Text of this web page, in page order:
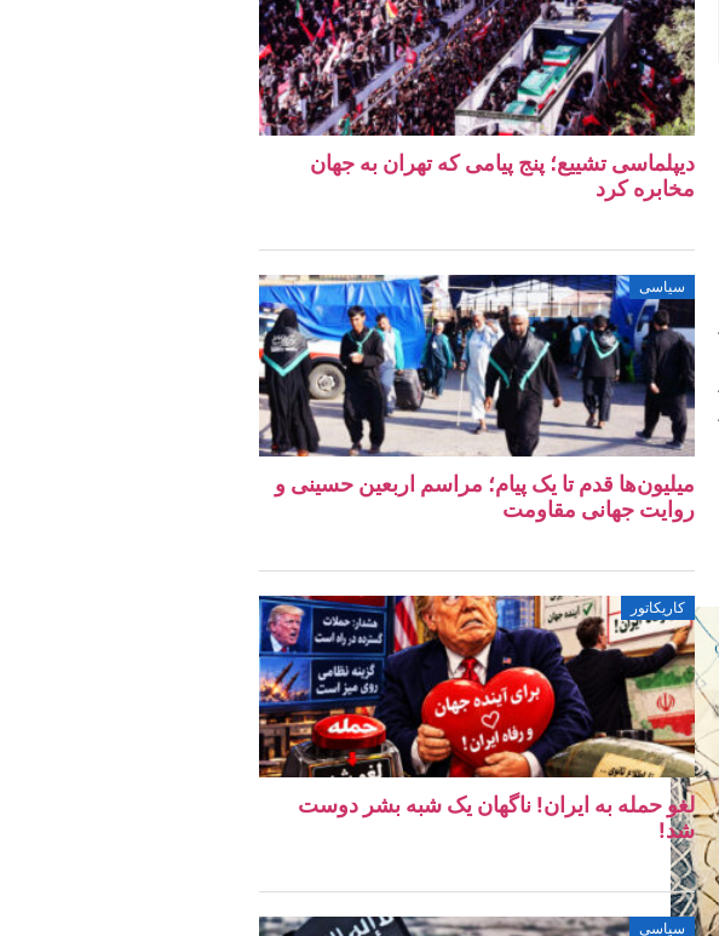
دیپلماسی تشییع؛ پنج پیامی که تهران به جهان
مخابره کرد
سیاسی
میلیون‌ها قدم تا یک پیام؛ مراسم اربعین حسینی و
روایت جهانی مقاومت
کاریکاتور
لغو حمله به ایران! ناگهان یک شبه بشر دوست
شد!
سیاسی